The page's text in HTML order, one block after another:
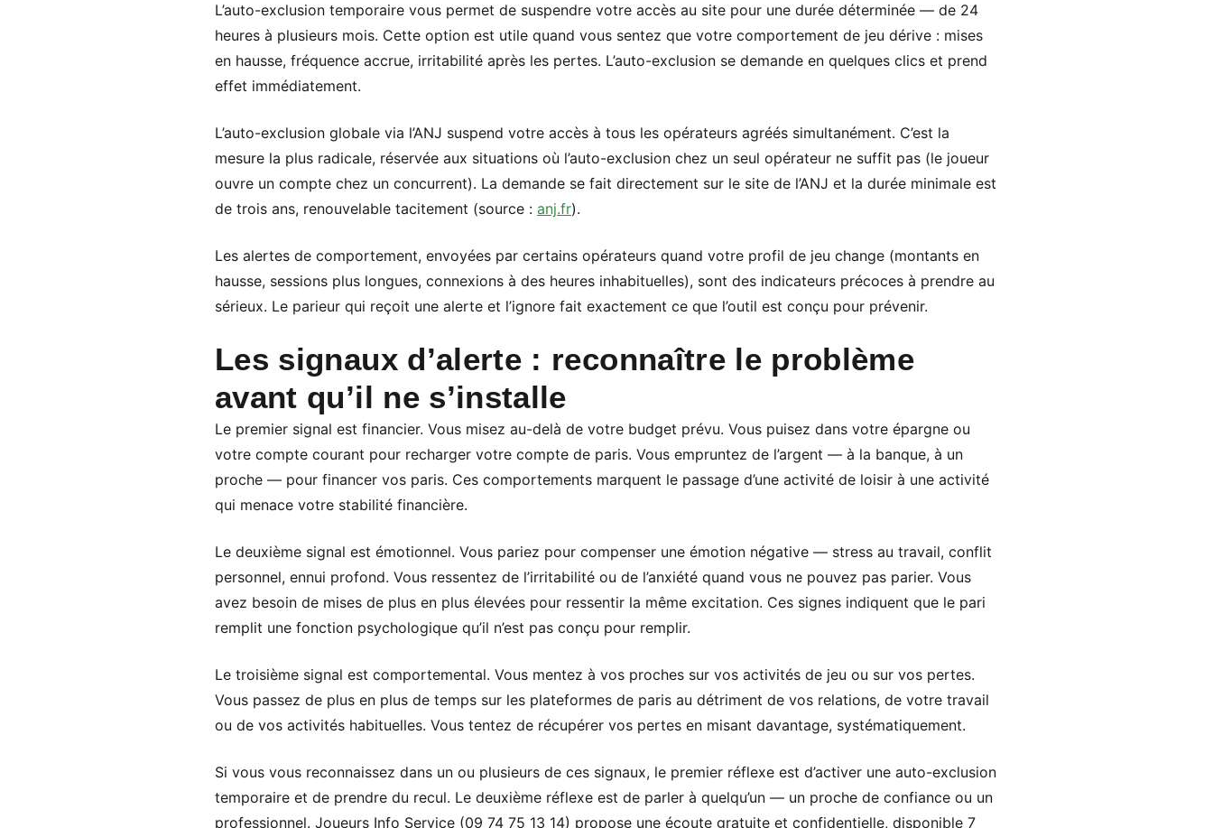
L’auto-exclusion temporaire vous permet de suspendre votre accès au site pour une durée déterminée — de 24
heures à plusieurs mois. Cette option est utile quand vous sentez que votre comportement de jeu dérive : mises
en hausse, fréquence accrue, irritabilité après les pertes. L’auto-exclusion se demande en quelques clics et prend
effet immédiatement.
L’auto-exclusion globale via l’ANJ suspend votre accès à tous les opérateurs agréés simultanément. C’est la
mesure la plus radicale, réservée aux situations où l’auto-exclusion chez un seul opérateur ne suffit pas (le joueur
ouvre un compte chez un concurrent). La demande se fait directement sur le site de l’ANJ et la durée minimale est
de trois ans, renouvelable tacitement (source : anj.fr).
Les alertes de comportement, envoyées par certains opérateurs quand votre profil de jeu change (montants en
hausse, sessions plus longues, connexions à des heures inhabituelles), sont des indicateurs précoces à prendre au
sérieux. Le parieur qui reçoit une alerte et l’ignore fait exactement ce que l’outil est conçu pour prévenir.
Les signaux d’alerte : reconnaître le problème
avant qu’il ne s’installe
Le premier signal est financier. Vous misez au-delà de votre budget prévu. Vous puisez dans votre épargne ou
votre compte courant pour recharger votre compte de paris. Vous empruntez de l’argent — à la banque, à un
proche — pour financer vos paris. Ces comportements marquent le passage d’une activité de loisir à une activité
qui menace votre stabilité financière.
Le deuxième signal est émotionnel. Vous pariez pour compenser une émotion négative — stress au travail, conflit
personnel, ennui profond. Vous ressentez de l’irritabilité ou de l’anxiété quand vous ne pouvez pas parier. Vous
avez besoin de mises de plus en plus élevées pour ressentir la même excitation. Ces signes indiquent que le pari
remplit une fonction psychologique qu’il n’est pas conçu pour remplir.
Le troisième signal est comportemental. Vous mentez à vos proches sur vos activités de jeu ou sur vos pertes.
Vous passez de plus en plus de temps sur les plateformes de paris au détriment de vos relations, de votre travail
ou de vos activités habituelles. Vous tentez de récupérer vos pertes en misant davantage, systématiquement.
Si vous vous reconnaissez dans un ou plusieurs de ces signaux, le premier réflexe est d’activer une auto-exclusion
temporaire et de prendre du recul. Le deuxième réflexe est de parler à quelqu’un — un proche de confiance ou un
professionnel. Joueurs Info Service (09 74 75 13 14) propose une écoute gratuite et confidentielle, disponible 7